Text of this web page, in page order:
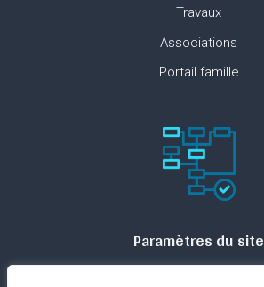
Travaux
Associations
Portail famille
Paramètres du site